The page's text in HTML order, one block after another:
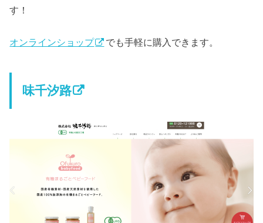
す！
オンラインショップ でも手軽に購入できます。
味千汐路